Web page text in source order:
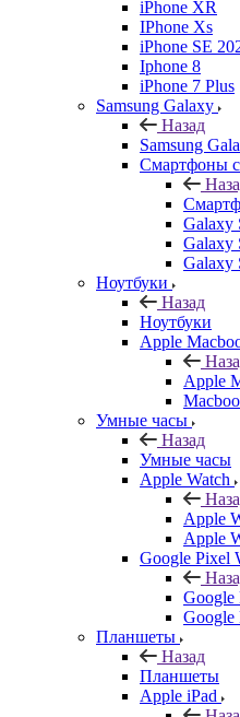
iPhone XR
IPhone Xs
iPhone SE
Iphone 8
iPhone 7 Plus
Samsung Galaxy
Назад
Samsung
Смартфоны
Galaxy
Galaxy
Galaxy
Ноутбуки
Назад
Ноутбуки
Apple
Apple
Умные часы
Назад
Умные часы
Apple Watch
Apple
Apple
Google Pixel
Google
Google
Планшеты
Назад
Планшеты
Apple iPad